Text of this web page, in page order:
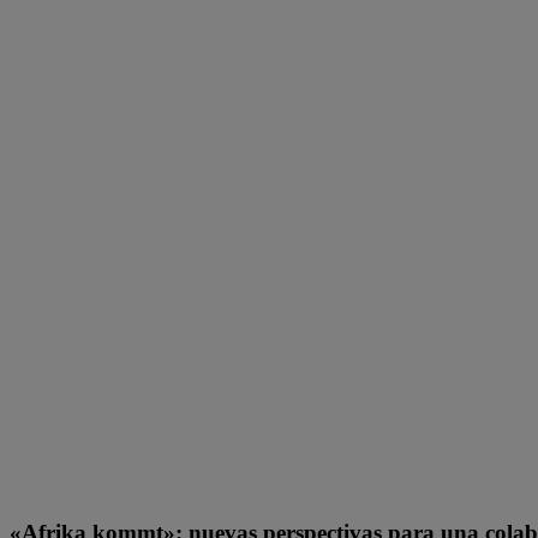
«Afrika kommt»: nuevas perspectivas para una